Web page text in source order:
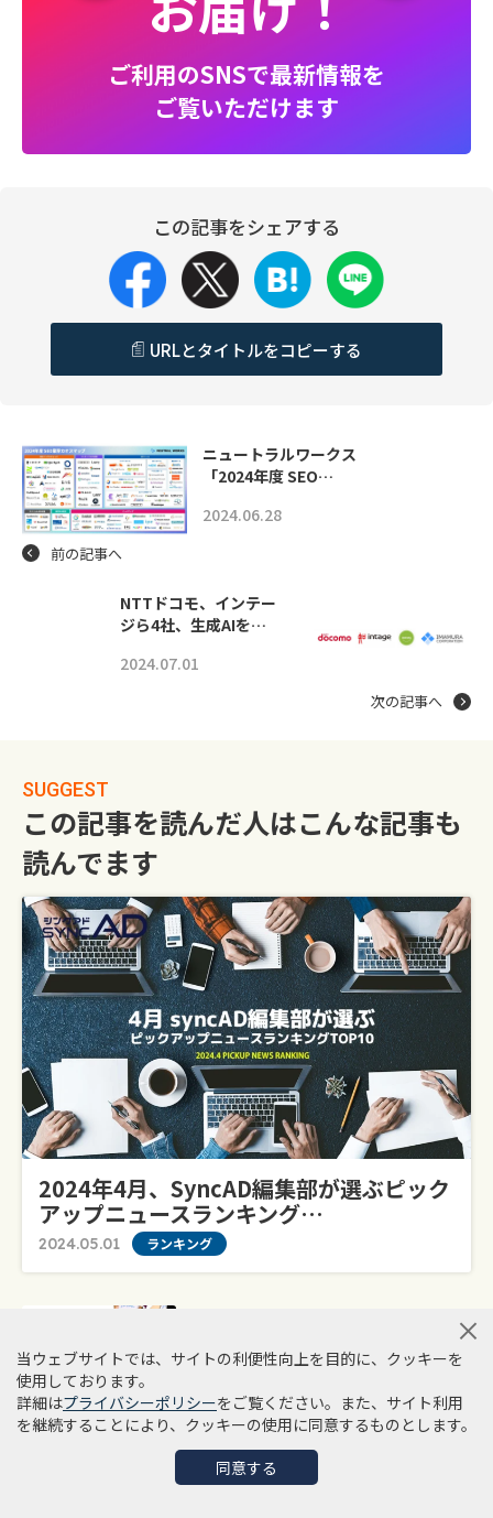
ご利用のSNSで最新情報を
ご覧いただけます
この記事をシェアする
URLとタイトルをコピーする
ニュートラルワークス
「2024年度 SEO…
2024.06.28
前の記事へ
NTTドコモ、インテー
ジら4社、生成AIを…
2024.07.01
次の記事へ
SUGGEST
この記事を読んだ人はこんな記事も
読んでます
2024年4月、syncAD編集部が選ぶピック
アップニュースランキング…
2024.05.01 ランキング
2024年5月、syncAD編集部が選ぶピ
ックアップニュース…
当ウェブサイトでは、サイトの利便性向上を目的に、クッキーを
使用しております。
詳細はプライバシーポリシーをご覧ください。また、サイト利用
を継続することにより、クッキーの使用に同意するものとします。
同意する